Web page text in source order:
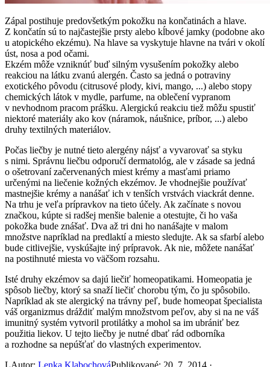
Zápal postihuje predovšetkým pokožku na končatinách a hlave.
Z končatín sú to najčastejšie prsty alebo kĺbové jamky (podobne ako
u atopického ekzému). Na hlave sa vyskytuje hlavne na tvári v okolí
úst, nosa a pod očami.
Ekzém môže vzniknúť buď silným vysušením pokožky alebo
reakciou na látku zvanú alergén. Často sa jedná o potraviny
exotického pôvodu (citrusové plody, kivi, mango, ...) alebo stopy
chemických látok v mydle, parfume, na oblečení vypranom
v nevhodnom pracom prášku. Alergickú reakciu tiež môžu spustiť
niektoré materiály ako kov (náramok, náušnice, príbor, ...) alebo
druhy textilných materiálov.
Počas liečby je nutné tieto alergény nájsť a vyvarovať sa styku
s nimi. Správnu liečbu odporučí dermatológ, ale v zásade sa jedná
o ošetrovaní začervenaných miest krémy a masťami priamo
určenými na liečenie kožných ekzémov. Je vhodnejšie používať
mastnejšie krémy a nanášať ich v tenších vrstvách viackrát denne.
Na trhu je veľa prípravkov na tieto účely. Ak začínate s novou
značkou, kúpte si radšej menšie balenie a otestujte, či ho vaša
pokožka bude znášať. Dva až tri dni ho nanášajte v malom
množstve napríklad na predlaktí a miesto sledujte. Ak sa sfarbí alebo
bude citlivejšie, vyskúšajte iný prípravok. Ak nie, môžete nanášať
na postihnuté miesta vo väčšom rozsahu.
Isté druhy ekzémov sa dajú liečiť homeopatikami. Homeopatia je
spôsob liečby, ktorý sa snaží liečiť chorobu tým, čo ju spôsobilo.
Napríklad ak ste alergický na trávny peľ, bude homeopat špecialista
váš organizmus dráždiť malým množstvom peľov, aby si na ne váš
imunitný systém vytvoril protilátky a mohol sa im ubrániť bez
použitia liekov. U tejto liečby je nutné dbať rád odborníka
a rozhodne sa nepúšťať do vlastných experimentov.